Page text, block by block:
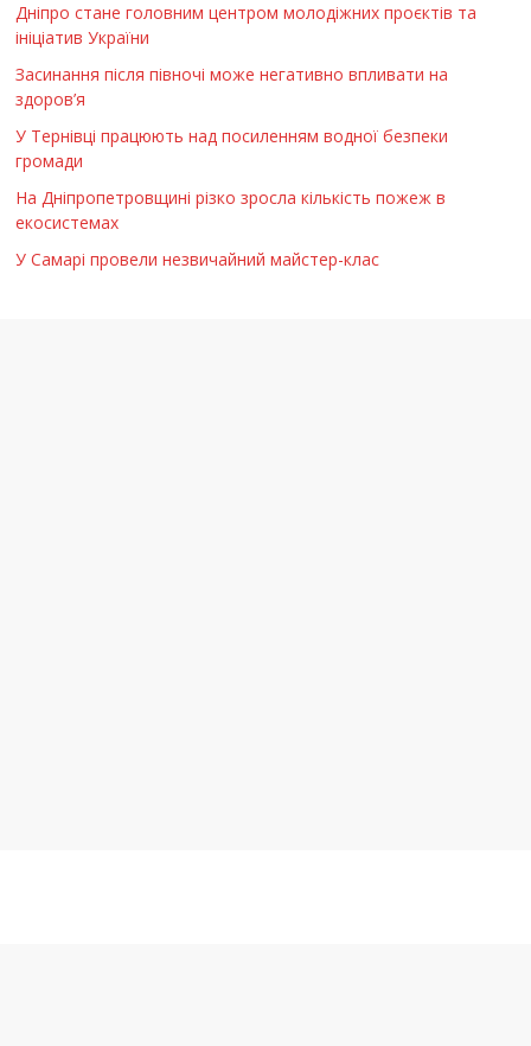
Дніпро стане головним центром молодіжних проєктів та
ініціатив України
Засинання після півночі може негативно впливати на
здоров’я
У Тернівці працюють над посиленням водної безпеки
громади
На Дніпропетровщині різко зросла кількість пожеж в
екосистемах
У Самарі провели незвичайний майстер-клас